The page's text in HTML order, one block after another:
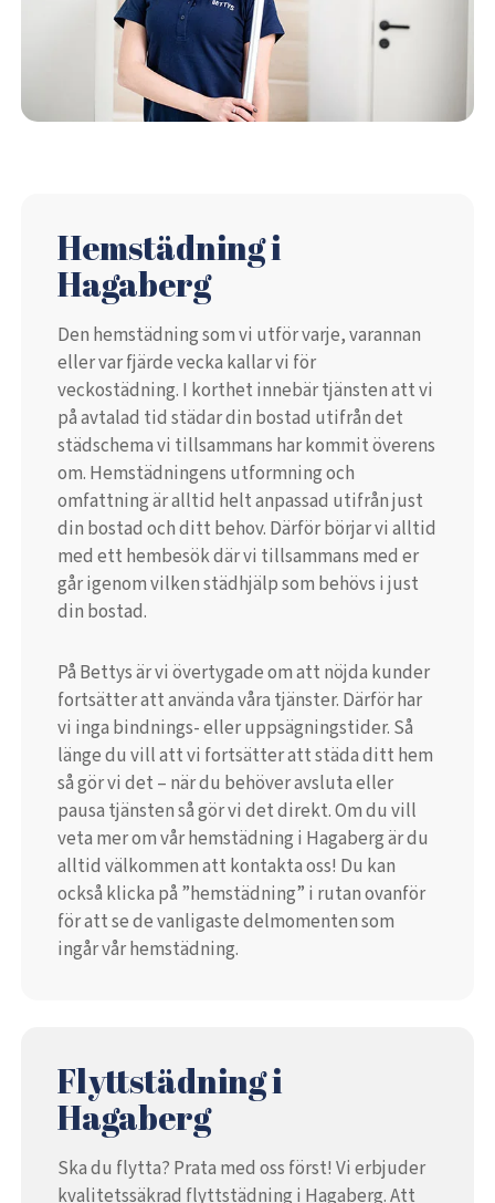
Hemstädning i
Hagaberg
Den hemstädning som vi utför varje, varannan
eller var fjärde vecka kallar vi för
veckostädning. I korthet innebär tjänsten att vi
på avtalad tid städar din bostad utifrån det
städschema vi tillsammans har kommit överens
om. Hemstädningens utformning och
omfattning är alltid helt anpassad utifrån just
din bostad och ditt behov. Därför börjar vi alltid
med ett hembesök där vi tillsammans med er
går igenom vilken städhjälp som behövs i just
din bostad.
På Bettys är vi övertygade om att nöjda kunder
fortsätter att använda våra tjänster. Därför har
vi inga bindnings- eller uppsägningstider. Så
länge du vill att vi fortsätter att städa ditt hem
så gör vi det – när du behöver avsluta eller
pausa tjänsten så gör vi det direkt. Om du vill
veta mer om vår hemstädning i Hagaberg är du
alltid välkommen att kontakta oss! Du kan
också klicka på ”hemstädning” i rutan ovanför
för att se de vanligaste delmomenten som
ingår vår hemstädning.
Flyttstädning i
Hagaberg
Ska du flytta? Prata med oss först! Vi erbjuder
kvalitetssäkrad flyttstädning i Hagaberg. Att